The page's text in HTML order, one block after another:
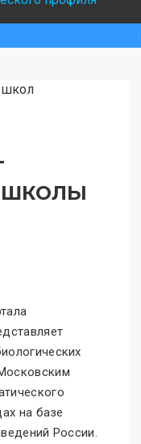
ЕГЭ-2025.
ШКОЛЫ
на базе
России.